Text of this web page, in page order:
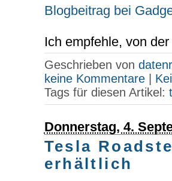
Blogbeitrag bei
Ich empfehle, von
Geschrieben von
keine Kommentare|
Tags für diesen Artikel:
Donnerstag, 4.
Tesla
erhältlich